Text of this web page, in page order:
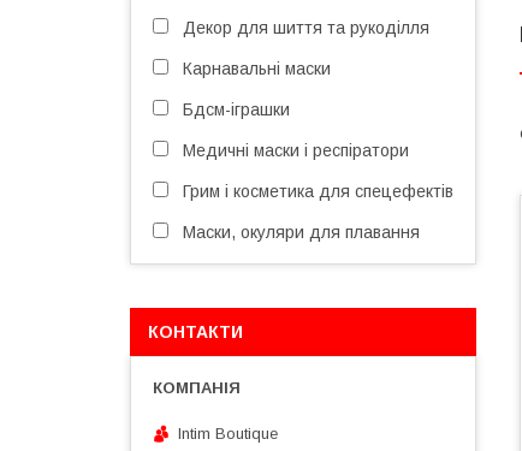
Декор для шиття та рукоділля
Карнавальні маски
Бдсм-іграшки
Медичні маски і респіратори
Грим і косметика для спецефектів
Маски, окуляри для плавання
КОНТАКТИ
Intim Boutique